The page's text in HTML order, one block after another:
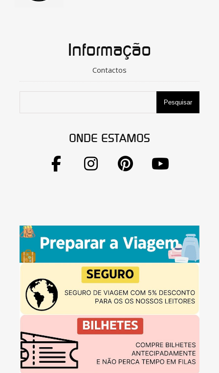
Informação
Contactos
Pesquisar
ONDE ESTAMOS